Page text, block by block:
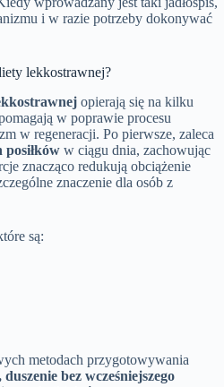
i w razie potrzeby dokonywać
lekkostrawnej?
opierają się na kilku
w poprawie procesu
w regeneracji. Po pierwsze, zaleca
posiłków w ciągu dnia, zachowując
znacząco redukują obciążenie
znaczenie dla osób z
są:
metodach przygotowywania
bez wcześniejszego